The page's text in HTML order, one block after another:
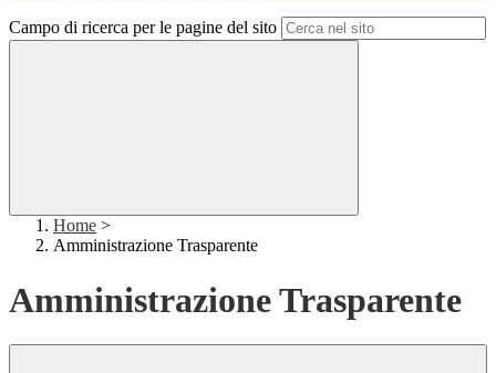
Campo di ricerca per le pagine del sito
Home >
Amministrazione Trasparente
Amministrazione Trasparente